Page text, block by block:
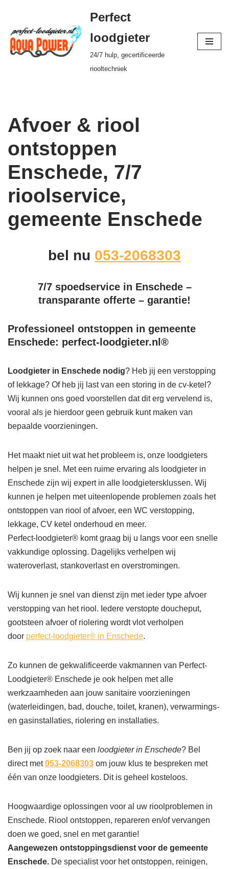
Ga
naar
de
Perfect
loodgieter
24/7 hulp, gecertificeerde
riooltechniek
Afvoer & riool
ontstoppen
Enschede, 7/7
rioolservice,
gemeente Enschede
bel nu 053-2068303
7/7 spoedservice in Enschede –
transparante offerte – garantie!
Professioneel ontstoppen in gemeente
Enschede: perfect-loodgieter.nl®
Loodgieter in Enschede nodig? Heb jij een verstopping
of lekkage? Of heb jij last van een storing in de cv-ketel?
Wij kunnen ons goed voorstellen dat dit erg vervelend is,
vooral als je hierdoor geen gebruik kunt maken van
bepaalde voorzieningen.
Het maakt niet uit wat het probleem is, onze loodgieters
helpen je snel. Met een ruime ervaring als loodgieter in
Enschede zijn wij expert in alle loodgietersklussen. Wij
kunnen je helpen met uiteenlopende problemen zoals het
ontstoppen van riool of afvoer, een WC verstopping,
lekkage, CV ketel onderhoud en meer.
Perfect-loodgieter® komt graag bij u langs voor een snelle
vakkundige oplossing. Dagelijks verhelpen wij
wateroverlast, stankoverlast en overstromingen.
Wij kunnen je snel van dienst zijn met ieder type afvoer
verstopping van het riool. Iedere verstopte doucheput,
gootsteen afvoer of riolering wordt vlot verholpen
door perfect-loodgieter® in Enschede.
Zo kunnen de gekwalificeerde vakmannen van Perfect-
Loodgieter® Enschede je ook helpen met alle
werkzaamheden aan jouw sanitaire voorzieningen
(waterleidingen, bad, douche, toilet, kranen), verwarmings-
en gasinstallaties, riolering en installaties.
Ben jij op zoek naar een loodgieter in Enschede? Bel
direct met053-2068303 om jouw klus te bespreken met
één van onze loodgieters. Dit is geheel kosteloos.
Hoogwaardige oplossingen voor al uw rioolproblemen in
Enschede. Riool ontstoppen, repareren en/of vervangen
doen we goed, snel en met garantie!
Aangewezen ontstoppingsdienst voor de gemeente
Enschede. De specialist voor het ontstoppen, reinigen,